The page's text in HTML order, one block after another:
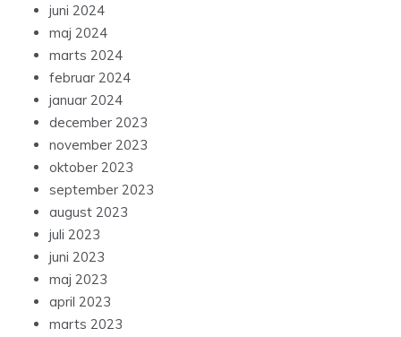
juni 2024
maj 2024
marts 2024
februar 2024
januar 2024
december 2023
november 2023
oktober 2023
september 2023
august 2023
juli 2023
juni 2023
maj 2023
april 2023
marts 2023